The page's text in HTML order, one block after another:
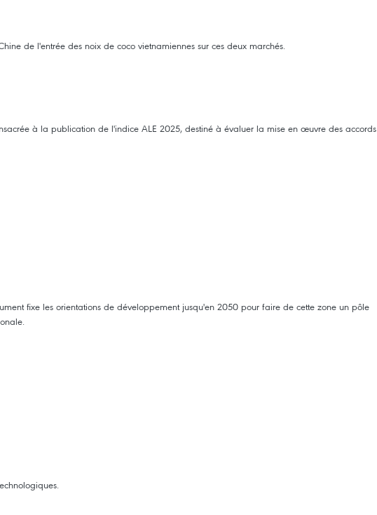
de l'entrée des noix de coco vietnamiennes sur ces deux marchés.
à la publication de l'indice ALE 2025, destiné à évaluer la mise en œuvre des accords
fixe les orientations de développement jusqu'en 2050 pour faire de cette zone un pôle